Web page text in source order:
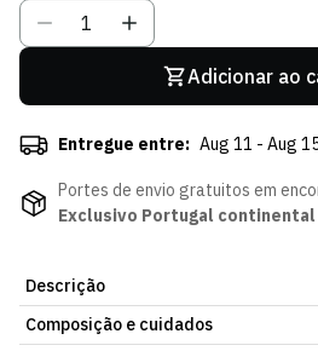
Adicionar ao
Entregue entre: Aug 11 - Aug
Portes de envio gratuitos em
Exclusivo Portugal continental
Descrição
Polo Green Stripes - Criança, peça
Composição e cuidados